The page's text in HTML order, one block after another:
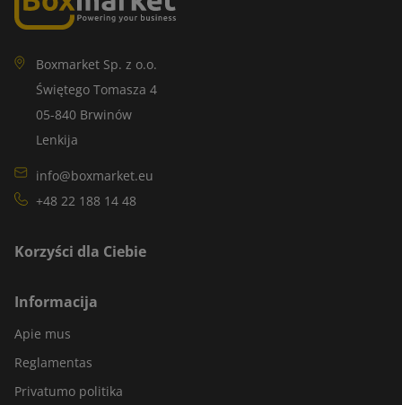
Boxmarket Sp. z o.o.
Świętego Tomasza 4
05-840 Brwinów
Lenkija
info@boxmarket.eu
+48 22 188 14 48
Korzyści dla Ciebie
Informacija
Apie mus
Reglamentas
Privatumo politika